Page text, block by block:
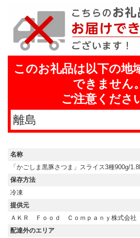
このお礼品は以下の地
できません。
ご注意くださ
離島
名称
「かごしま黒豚さつま」スライス3種900g/
保存方法
冷凍
提供元
ＡＫＲ Ｆｏｏｄ Ｃｏｍｐａｎｙ株式会社
配達外のエリア